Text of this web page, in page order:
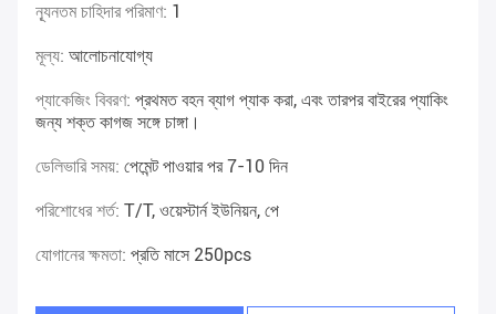
ন্যূনতম চাহিদার পরিমাণ: 1
মূল্য: আলোচনাযোগ্য
প্যাকেজিং বিবরণ: প্রথমত বহন ব্যাগ প্যাক করা, এবং তারপর বাইরের প্যাকিং
জন্য শক্ত কাগজ সঙ্গে চাঙ্গা।
ডেলিভারি সময়: পেমেন্ট পাওয়ার পর 7-10 দিন
পরিশোধের শর্ত: T/T, ওয়েস্টার্ন ইউনিয়ন, পে
যোগানের ক্ষমতা: প্রতি মাসে 250pcs